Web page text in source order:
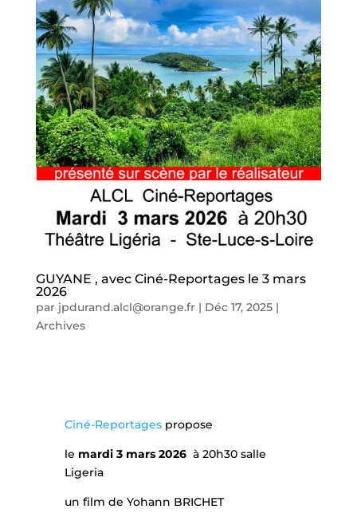
GUYANE , avec Ciné-Reportages le 3 mars
2026
par jpdurand.alcl@orange.fr| Déc 17, 2025|
Archives
Ciné-Reportagespropose
le mardi 3 mars 2026 à 20h30 salle
Ligeria
un film de Yohann BRICHET